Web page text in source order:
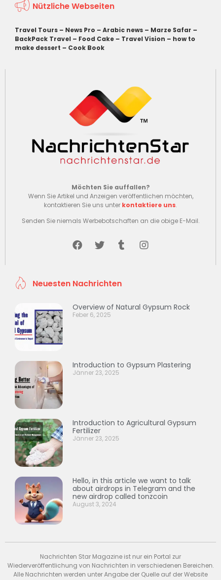
Nützliche Webseiten
Travel Tours – News Pro – Arabic news – Marze Safar –
BackPack Travel – Food Cake – Travel Vision – how to
make dessert – Cook Book
Möchten Sie auffallen?
Wenn Sie Artikel und Anzeigen veröffentlichen möchten,
kontaktieren Sie uns unter kontaktiere uns.
Senden Sie niemals Werbebotschaften an die obige E-Mail.
Neuesten Nachrichten
Overview of Natural Gypsum Rock
Feber 6, 2025
Introduction to Gypsum Plastering
Jänner 23, 2025
Introduction to Agricultural Gypsum
Fertilizer
Jänner 23, 2025
Hello, in this article we want to talk
about airdrops in Telegram and the
new airdrop called tonzcoin
August 3, 2024
Nachrichten Star Magazine ist nur ein Portal zur
Wiederveröffentlichung von Nachrichten in verschiedenen Bereichen.
Alle Nachrichten werden unter Angabe der Quelle auf der Website